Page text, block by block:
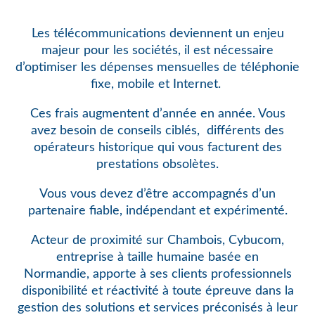
Les télécommunications deviennent un enjeu
majeur pour les sociétés, il est nécessaire
d’optimiser les dépenses mensuelles de téléphonie
fixe, mobile et Internet.
Ces frais augmentent d’année en année. Vous
avez besoin de conseils ciblés,
différents des
opérateurs historique qui vous facturent des
prestations obsolètes.
Vous vous devez d’être accompagnés d’un
partenaire fiable, indépendant et expérimenté.
Acteur de proximité sur Chambois, Cybucom,
entreprise à taille humaine basée en
Normandie, apporte à ses clients professionnels
disponibilité et réactivité à toute épreuve dans la
gestion des solutions et services préconisés à leur